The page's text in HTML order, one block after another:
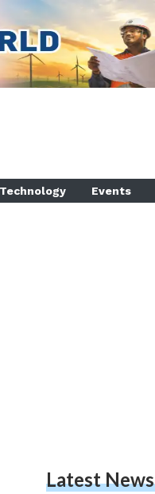
Technology Events
Latest News